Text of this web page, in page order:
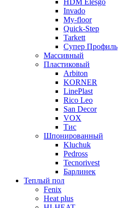
Invado
My-floor
Quick-Step
Tarkett
Супер Профиль
Массивный
Пластиковый
Arbiton
KORNER
LinePlast
Rico Leo
San Decor
VOX
Тис
Шпонированный
Kluchuk
Pedross
Tecnorivest
Барлинек
Теплый пол
Fenix
Heat plus